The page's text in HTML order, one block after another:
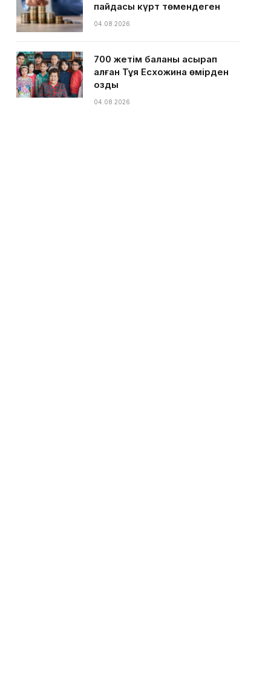
пайдасы күрт төмендеген
04.08.2026
700 жетім баланы асырап
алған Тұяқ Есхожина өмірден
озды
04.08.2026